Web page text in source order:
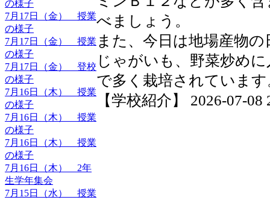
の様子
7月17日（金） 授業
の様子
7月17日（金） 授業
の様子
7月17日（金） 登校
の様子
7月16日（木） 授業
の様子
7月16日（木） 授業
の様子
7月16日（木） 授業
の様子
7月16日（木） 2年
生学年集会
7月15日（水） 授業
べましょう。
また、今日は地場産物
じゃがいも、野菜炒め
で多く栽培されています
【学校紹介】 2026-07-08